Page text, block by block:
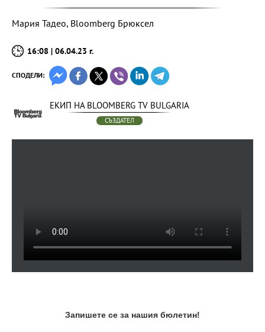
Мария Тадео, Bloomberg Брюксел
16:08 | 06.04.23 г.
СПОДЕЛИ:
ЕКИП НА BLOOMBERG TV BULGARIA
СЪЗДАТЕЛ